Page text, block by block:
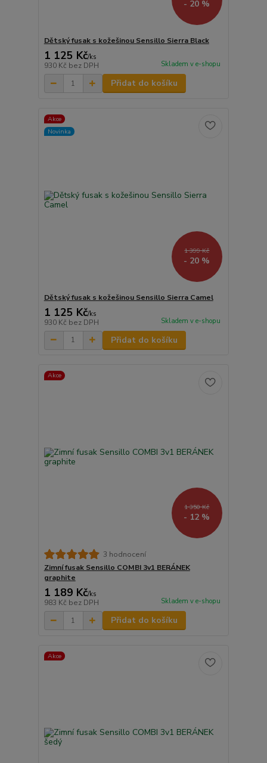
- 20 %
Dětský fusak s kožešinou Sensillo Sierra Black
1 125 Kč/ks
930 Kč bez DPH Skladem v e-shopu
Přidat do košíku
Akce
Novinka
1 399 Kč
- 20 %
Dětský fusak s kožešinou Sensillo Sierra Camel
1 125 Kč/ks
930 Kč bez DPH Skladem v e-shopu
Přidat do košíku
Akce
1 350 Kč
- 12 %
3 hodnocení
Zimní fusak Sensillo COMBI 3v1 BERÁNEK
graphite
1 189 Kč/ks
983 Kč bez DPH Skladem v e-shopu
Přidat do košíku
Akce